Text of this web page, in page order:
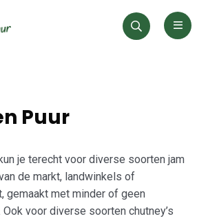
Zoeken
Puur
je terecht voor diverse soorten jam
de markt, landwinkels of
gemaakt met minder of geen
voor diverse soorten chutney’s